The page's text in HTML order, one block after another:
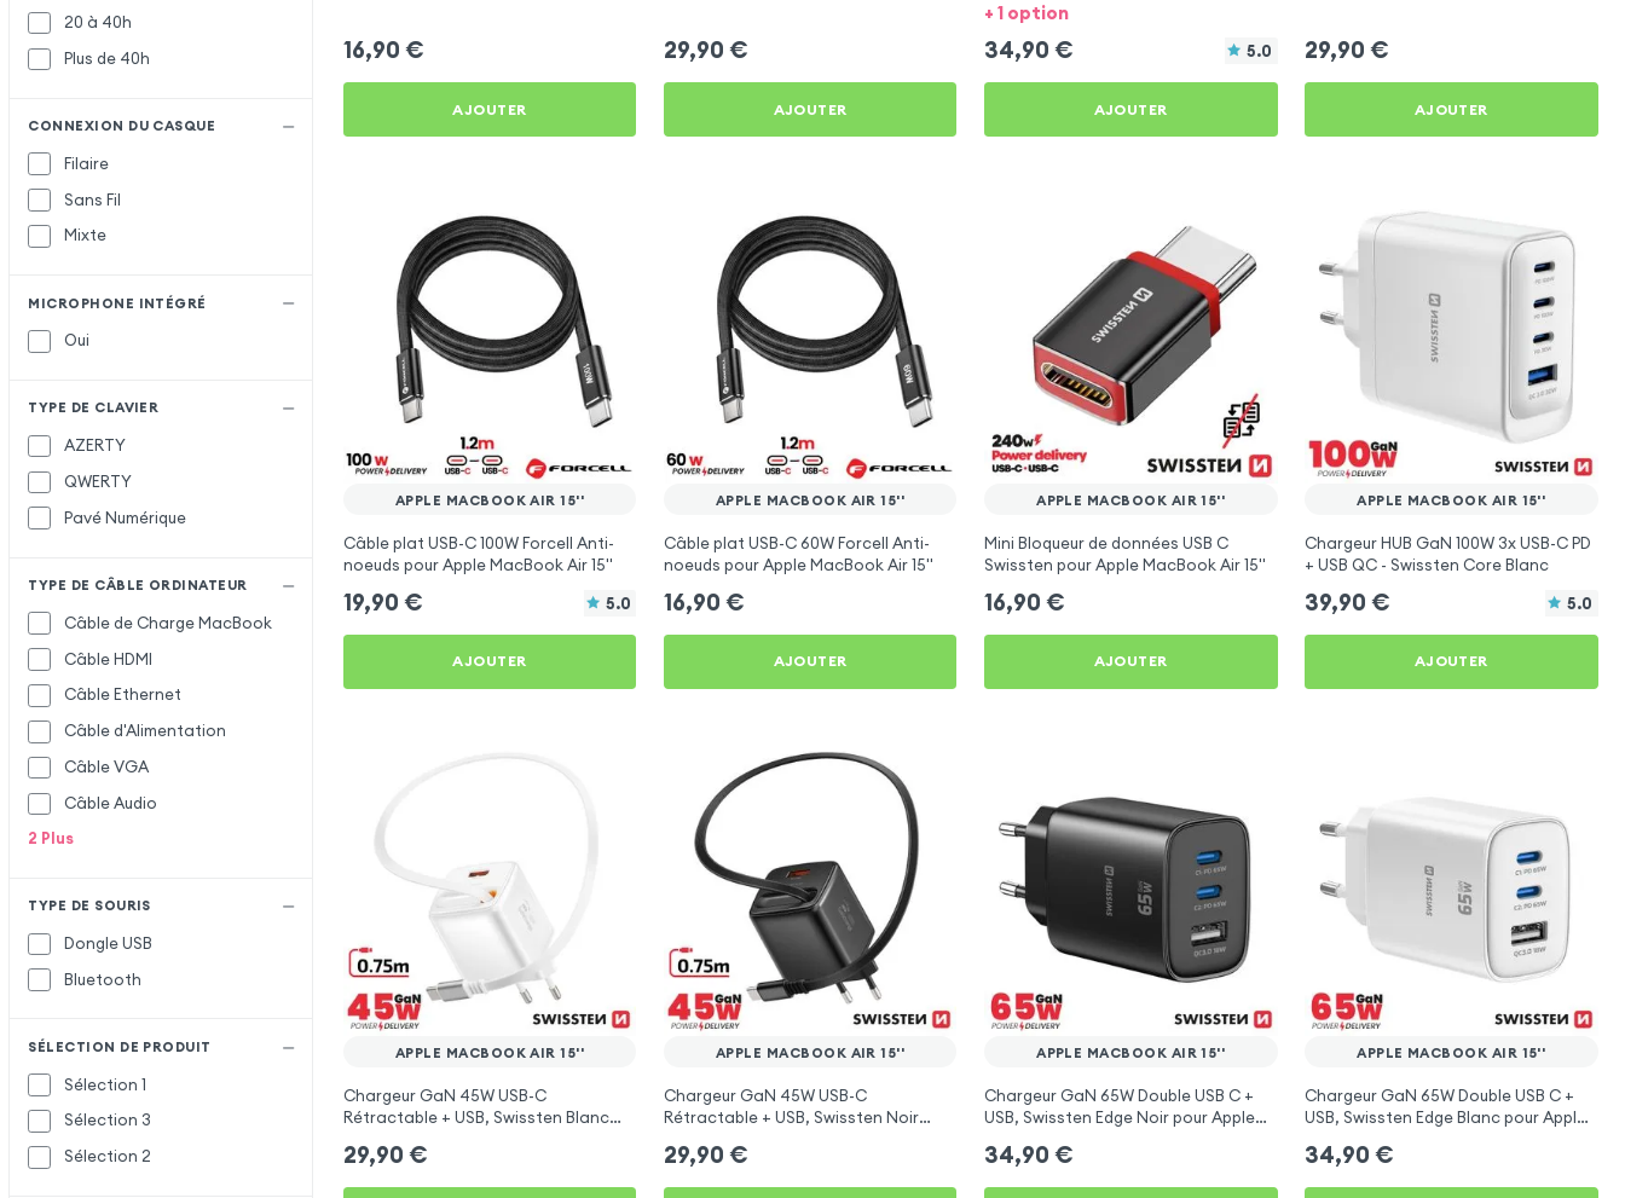
20 à 40h
Plus de 40h
CONNEXION DU CASQUE
Filaire
Sans Fil
Mixte
MICROPHONE INTÉGRÉ
Oui
TYPE DE CLAVIER
AZERTY
QWERTY
Pavé Numérique
TYPE DE CÂBLE ORDINATEUR
Câble de Charge MacBook
Câble HDMI
Câble Ethernet
Câble d'Alimentation
Câble VGA
Câble Audio
2 Plus
TYPE DE SOURIS
Dongle USB
Bluetooth
SÉLECTION DE PRODUIT
Sélection 1
Sélection 3
Sélection 2
16,90 €
AJOUTER
29,90 €
AJOUTER
+ 1 option
34,90 € 5.0
AJOUTER
29,90 €
AJOUTER
APPLE MACBOOK AIR 15''
Câble plat USB-C 100W Forcell Anti-
noeuds pour Apple MacBook Air 15''
19,90 € 5.0
AJOUTER
APPLE MACBOOK AIR 15''
Câble plat USB-C 60W Forcell Anti-
noeuds pour Apple MacBook Air 15''
16,90 €
AJOUTER
APPLE MACBOOK AIR 15''
Mini Bloqueur de données USB C
Swissten pour Apple MacBook Air 15''
16,90 €
AJOUTER
APPLE MACBOOK AIR 15''
Chargeur HUB GaN 100W 3x USB-C PD
+ USB QC - Swissten Core Blanc
39,90 € 5.0
AJOUTER
APPLE MACBOOK AIR 15''
Chargeur GaN 45W USB-C
Rétractable + USB, Swissten Blanc
29,90 €
APPLE MACBOOK AIR 15''
Chargeur GaN 45W USB-C
Rétractable + USB, Swissten Noir
29,90 €
APPLE MACBOOK AIR 15''
Chargeur GaN 65W Double USB C +
USB, Swissten Edge Noir pour Apple
34,90 €
APPLE MACBOOK AIR 15''
Chargeur GaN 65W Double USB C +
USB, Swissten Edge Blanc pour Apple
34,90 €